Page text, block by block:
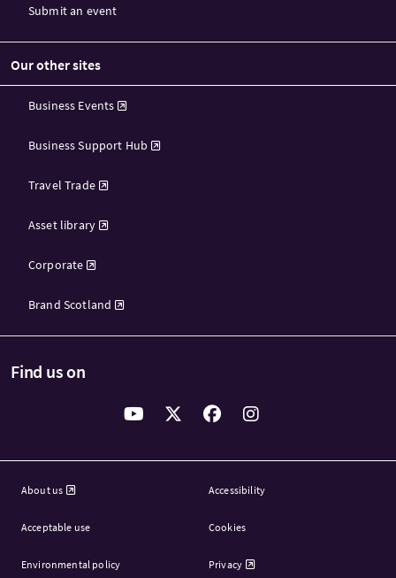
Submit an event
Our other sites
Business Events
Business Support Hub
Travel Trade
Asset library
Corporate
Brand Scotland
Find us on
About us Accessibility
Acceptable use Cookies
Environmental policy Privacy